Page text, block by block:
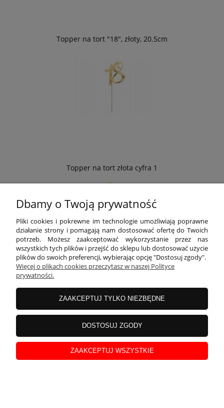
Topper na tort "18", złoty, 20.5cm
Topper na tort złota cyfra 1
Topper na tort - Happy Birthday - kwadraty
Dbamy o Twoją prywatność
Pliki cookies i pokrewne im technologie umożliwiają poprawne
działanie strony i pomagają nam dostosować ofertę do Twoich
potrzeb. Możesz zaakceptować wykorzystanie przez nas
wszystkich tych plików i przejść do sklepu lub dostosować użycie
plików do swoich preferencji, wybierając opcję "Dostosuj zgody".
Więcej o plikach cookies przeczytasz w naszej Polityce
prywatności.
ZAAKCEPTUJ TYLKO NIEZBĘDNE
DOSTOSUJ ZGODY
ZAAKCEPTUJ WSZYSTKIE